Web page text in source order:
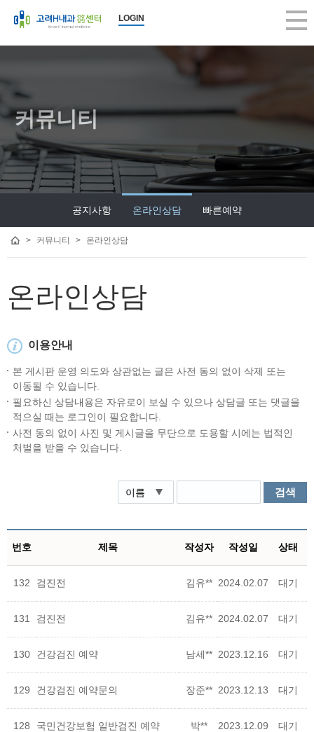
LOGIN
커뮤니티
공지사항 온라인상담 빠른예약
> 커뮤니티 > 온라인상담
온라인상담
이용안내
본 게시판 운영 의도와 상관없는 글은 사전 동의 없이 삭제 또는
이동될 수 있습니다.
필요하신 상담내용은 자유로이 보실 수 있으나 상담글 또는 댓글을
적으실 때는 로그인이 필요합니다.
사전 동의 없이 사진 및 게시글을 무단으로 도용할 시에는 법적인
처벌을 받을 수 있습니다.
검색
번호 제목 작성자 작성일 상태
132 검진전 김유** 2024.02.07 대기
131 검진전 김유** 2024.02.07 대기
130 건강검진 예약 남세** 2023.12.16 대기
129 건강검진 예약문의 장준** 2023.12.13 대기
128 국민건강보험 일반검진 예약 박** 2023.12.09 대기